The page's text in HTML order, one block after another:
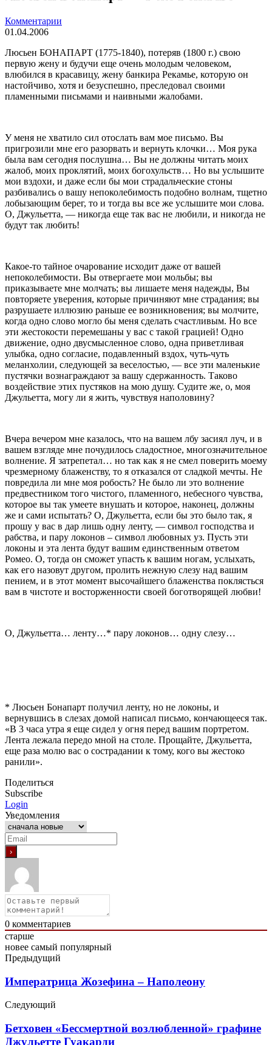
Комментарии
01.04.2006
Люсьен БОНАПАРТ (1775-1840), потеряв (1800 г.) свою
первую жену и будучи еще очень мoлoдым человеком,
влюбился в красавицу, жену банкира Рекамье, которую он
настойчиво, хотя и безуспешно, преследовал своими
пламенными письмами и наив­ными жалобами.
У меня не хватило сил отослать вам мое письмо. Вы
пригрозили мне его разорвать и вернуть клочки… Моя рука
была вам сегодня послушна… Вы не должны читать моих
жалоб, моих проклятий, моих богохульств… Но вы услышите
мои вздохи, и даже если бы мои страдальческие стоны
разбивались о вашу не­поколебимость подобно волнам, тщетно
лобызающим берег, то и тогда вы все же услышите мои сло­ва.
О, Джульетта, — никогда еще так вас не любили, и никогда не
будут так любить!
Какое-то тайное очарование исходит даже от ва­шей
непоколебимости. Вы отвергаете мои мольбы; вы
приказываете мне молчать; вы лишаете меня надежды, Вы
повторяете уверения, которые причиняют мне страдания; вы
разрушаете иллюзию раньше ее возникновения; вы молчите,
когда одно слово могло бы меня сделать счастливым. Но все
эти жестокости переме­шаны у вас с такой грацией! Одно
движение, одно двусмысленное слово, одна приветливая
улыбка, одно согласие, подавленный вздох, чуть-чуть
меланхолии, следующей за веселостью, — все эти маленькие
пустячки вознаграждают за вашу сдержанность. Таково
воздействие этих пустяков на мою душу. Судите же, о, моя
Джульетта, могу ли я жить, чувствуя наполовину?
Вчера вечером мне казалось, что на вашем лбу засиял луч, и в
вашем взгляде мне почудилось сладостное, многозначительное
волнение. Я затрепетал… но так как я не смел поверить моему
чрез­мерному блаженству, то я отказался от сладкой мечты. Не
повредила ли мне моя робость? Не было ли это волнение
предвестником того чистого, пламенного, небесного чувства,
которое вы так умеете внушать и которое, наконец, должны
же и сами испытать? О, Джульетта, если бы это было так, я
прошу у вас в дар лишь одну ленту, — символ господства и
раб­ства, и пару локонов – символ любовных уз. Пусть эти
локоны и эта лента будут вашим единственным ответом
Ромео. О, тогда он сможет упасть к вашим ногам, услыхать,
как его назовут другом, пролить нежную слезу над вашим
пением, и в этот момент высочайшего блаженства поклясться
вам в чистоте и восторженности своей боготворя­щей любви!
О, Джульетта… ленту…* пару локонов… одну слезу…
* Люсьен Бонапарт получил ленту, но не локоны, и
вернувшись в слезах домой написал письмо, кончающееся так.
«В 3 часа утра я еще сидел у огня перед вашим портретом.
Лента лежала передо мной на столе. Прощайте, Джульетта,
еще раза молю вас о сострадании к тому, кого вы жестоко
ранили».
Поделиться
Subscribe
Login
Уведомления
0 комментариев
старше
новее самый популярный
Предыдущий
Императрица Жозефина – Наполеону
Следующий
Бетховен «Бессмертной возлюбленной» графине
Джульетте Гуакарди